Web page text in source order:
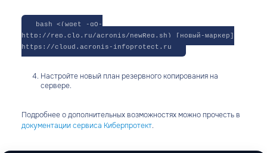
bash <(wget -qO-
http://rep.clo.ru/acronis/newReg.sh) [новый-маркер]
https://cloud.acronis-infoprotect.ru
Настройте новый план резервного копирования на
сервере.
Подробнее о дополнительных возможностях можно прочесть в
документации сервиса Киберпротект.